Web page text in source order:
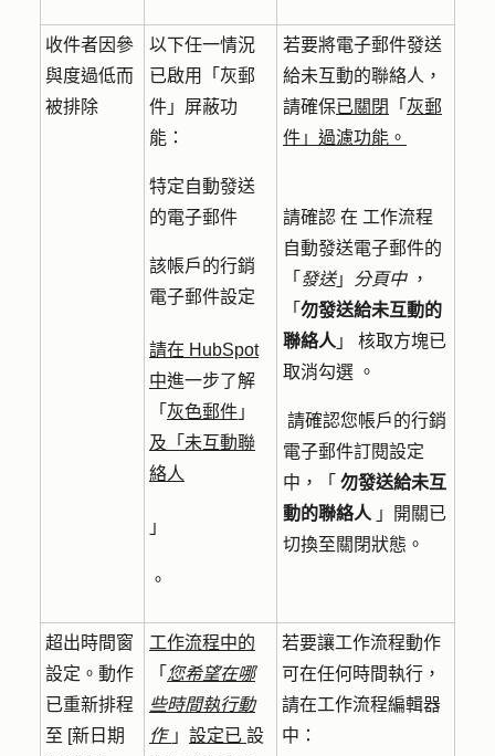
收件者因參
與度過低而
被排除
以下任一情況
已啟用「灰郵
件」屏蔽功
能：
特定自動發送
的電子郵件
該帳戶的行銷
電子郵件設定
請在 HubSpot
中進一步了解
「 灰色郵件 」
及「未互動聯
絡人
」
。
若要將電子郵件發送
給未互動的聯絡人，
請確保已關閉 「 灰郵
件」過濾功能。
請確認 在 工作流程
自動發送電子郵件的
「 發送」 分頁中，
「 勿發送給未互動的
聯絡人 」
核取方塊已
取消勾選 。
請確認您帳戶的行銷
電子郵件訂閱設定
中，
「 勿發送給未互
動的聯絡人 」
開關已
切換至關閉狀態。
超出時間窗
設定。動作
已重新排程
至 [新日期
工作流程中的
「 您希望在哪
些時間執行動
作 」 設定已 設
若要讓工作流程動作
可在任何時間執行，
請在工作流程編輯器
中：